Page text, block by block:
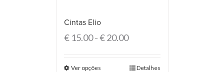
Cintas Elio
€15.00–€20.00
Ver opções Detalhes